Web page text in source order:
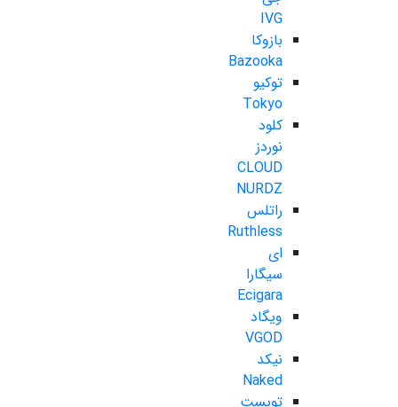
IVG
بازوکا
Bazooka
توکیو
Tokyo
کلود
نوردز
CLOUD
NURDZ
راتلس
Ruthless
ای
سیگارا
Ecigara
ویگاد
VGOD
نیکد
Naked
تویست